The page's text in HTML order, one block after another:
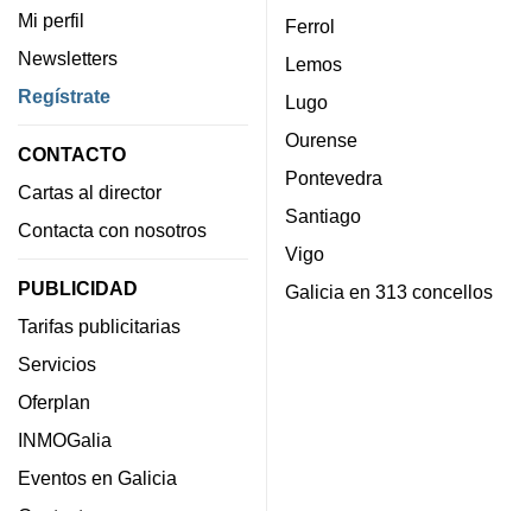
Mi perfil
Newsletters
Regístrate
CONTACTO
Cartas al director
Contacta con nosotros
PUBLICIDAD
Tarifas publicitarias
Servicios
Oferplan
INMOGalia
Eventos en Galicia
Ferrol
Lemos
Lugo
Ourense
Pontevedra
Santiago
Vigo
Galicia en 313 concellos